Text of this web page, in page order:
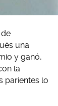
una
y ganó,
la
parientes lo